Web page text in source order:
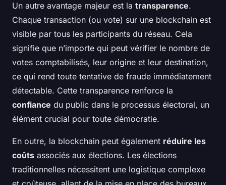
Un autre avantage majeur est la transparence.
Chaque transaction (ou vote) sur une blockchain est
visible par tous les participants du réseau. Cela
signifie que n’importe qui peut vérifier le nombre de
votes comptabilisés, leur origine et leur destination,
ce qui rend toute tentative de fraude immédiatement
détectable. Cette transparence renforce la
confiance du public dans le processus électoral, un
élément crucial pour toute démocratie.
En outre, la blockchain peut également réduire les
coûts associés aux élections. Les élections
traditionnelles nécessitent une logistique complexe